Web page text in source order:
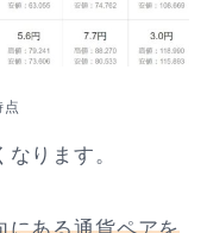
ります。